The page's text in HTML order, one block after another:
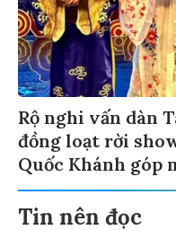
Rộ nghi vấn dàn
đồng loạt rời
Quốc Khánh góp
Tin nên đọc